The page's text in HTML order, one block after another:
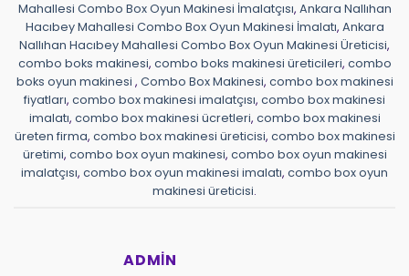
Mahallesi Combo Box Oyun Makinesi İmalatçısı, Ankara Nallıhan
Hacıbey Mahallesi Combo Box Oyun Makinesi İmalatı, Ankara
Nallıhan Hacıbey Mahallesi Combo Box Oyun Makinesi Üreticisi,
combo boks makinesi, combo boks makinesi üreticileri, combo
boks oyun makinesi , Combo Box Makinesi, combo box makinesi
fiyatları, combo box makinesi imalatçısı, combo box makinesi
imalatı, combo box makinesi ücretleri, combo box makinesi
üreten firma, combo box makinesi üreticisi, combo box makinesi
üretimi, combo box oyun makinesi, combo box oyun makinesi
imalatçısı, combo box oyun makinesi imalatı, combo box oyun
makinesi üreticisi.
ADMIN